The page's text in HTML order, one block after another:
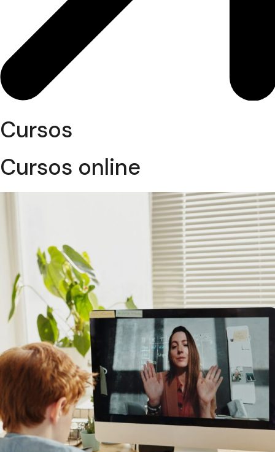
Cursos
Cursos online